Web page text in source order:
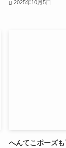
2025年10月5日
へんてこポーズ